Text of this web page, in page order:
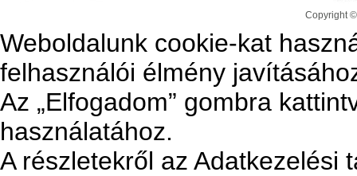
Copyright
Weboldalunk cookie-kat
felhasználói élmény
Az „Elfogadom” gombra
használatához.
A részletekről az Adatkezelési